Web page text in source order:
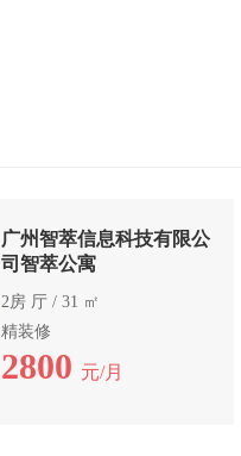
广州智萃信息科技有限公
司智萃公寓
2房 厅 / 31 ㎡
精装修
2800 元/月